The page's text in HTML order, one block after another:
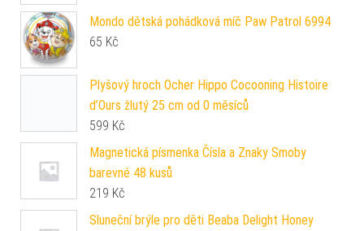
Mondo dětská pohádková míč Paw Patrol 6994
65 Kč
Plyšový hroch Ocher Hippo Cocooning Histoire
d’Ours žlutý 25 cm od 0 měsíců
599 Kč
Magnetická písmenka Čísla a Znaky Smoby
barevné 48 kusů
219 Kč
Sluneční brýle pro děti Beaba Delight Honey